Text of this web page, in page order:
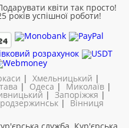
квіти так просто!
років успішної роботи!
| Хмельницький |
| Одеса | Миколаїв |
| Запоріжжя |
| Вінниця